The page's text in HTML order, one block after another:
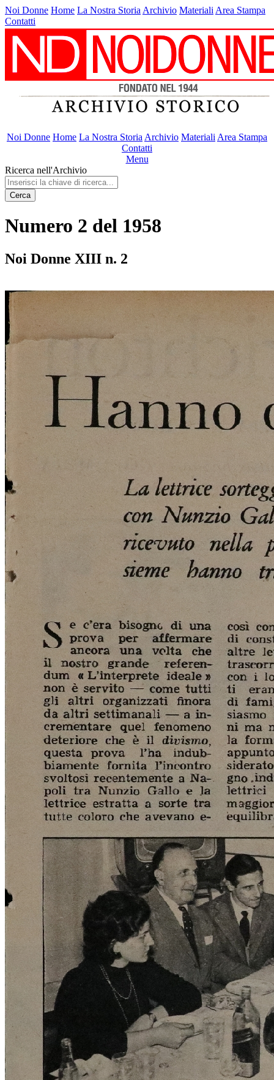
Noi Donne Home La Nostra Storia Archivio Materiali Area Stampa
Contatti
Noi Donne Home La Nostra Storia Archivio Materiali Area Stampa
Contatti
Menu
Ricerca nell'Archivio
Cerca
Numero 2 del 1958
Noi Donne XIII n. 2